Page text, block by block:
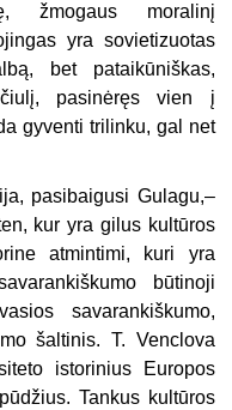
žmogaus moralinį
yra sovietizuotas
bet pataikūniškas,
pasinėręs vien į
gyventi trilinku, gal net
pasibaigusi Gulagu,–
kur yra gilus kultūros
atmintimi, kuri yra
būtinoji
savarankiškumo,
šaltinis. T. Venclova
istorinius
Europos
Tankus kultūros